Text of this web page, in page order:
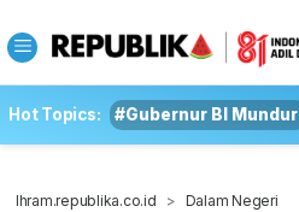
Hot Topics: #Gubernur BI Mundur
Ihram.republika.co.id Dalam Negeri